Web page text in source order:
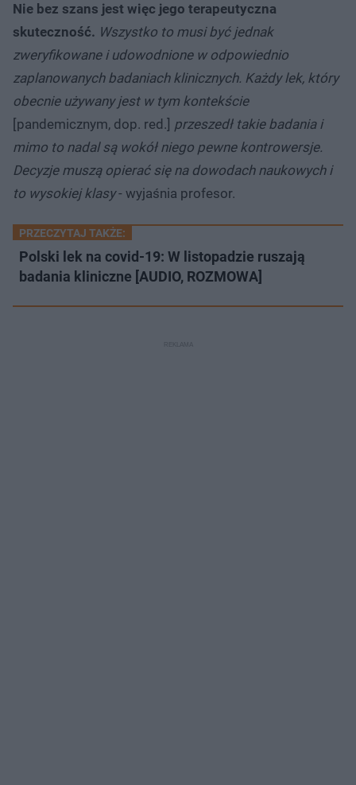
Nie bez szans jest więc jego terapeutyczna
skuteczność. Wszystko to musi być jednak
zweryfikowane i udowodnione w odpowiednio
zaplanowanych badaniach klinicznych. Każdy lek, który
obecnie używany jest w tym kontekście
[pandemicznym, dop. red.] przeszedł takie badania i
mimo to nadal są wokół niego pewne kontrowersje.
Decyzje muszą opierać się na dowodach naukowych i
to wysokiej klasy- wyjaśnia profesor.
PRZECZYTAJ TAKŻE:
Polski lek na covid-19: W listopadzie ruszają
badania kliniczne [AUDIO, ROZMOWA]